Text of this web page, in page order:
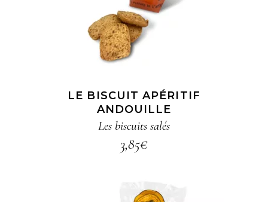
LE BISCUIT APÉRITIF
ANDOUILLE
Les biscuits salés
3,85€